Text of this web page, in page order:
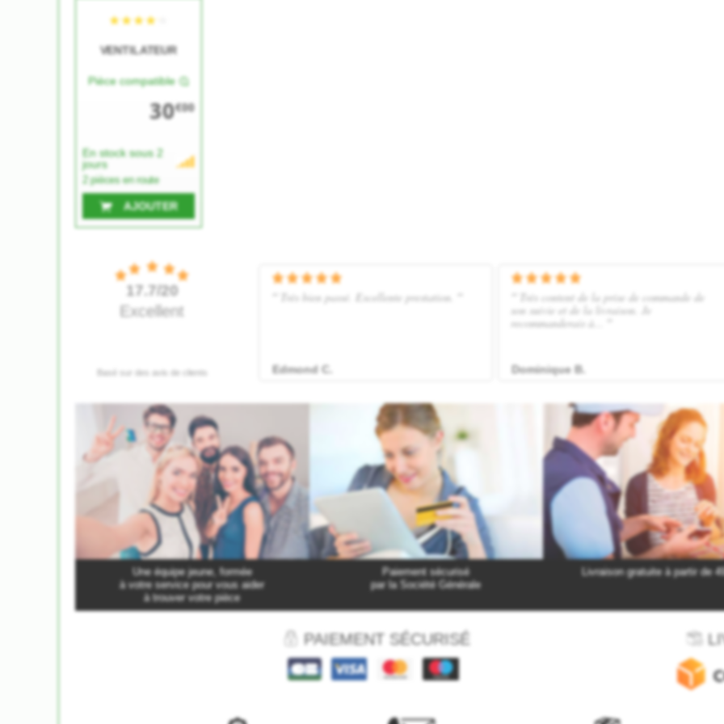
VENTILATEUR
Pièce compatible
30€00
En stock sous 2
jours
2 pièces en route
AJOUTER
Une équipe jeune, formée
à votre service pour vous aider
à trouver votre pièce
Paiement sécurisé
par la Société Générale
Livraison gratuite à partir de
PAIEMENT SÉCURISÉ